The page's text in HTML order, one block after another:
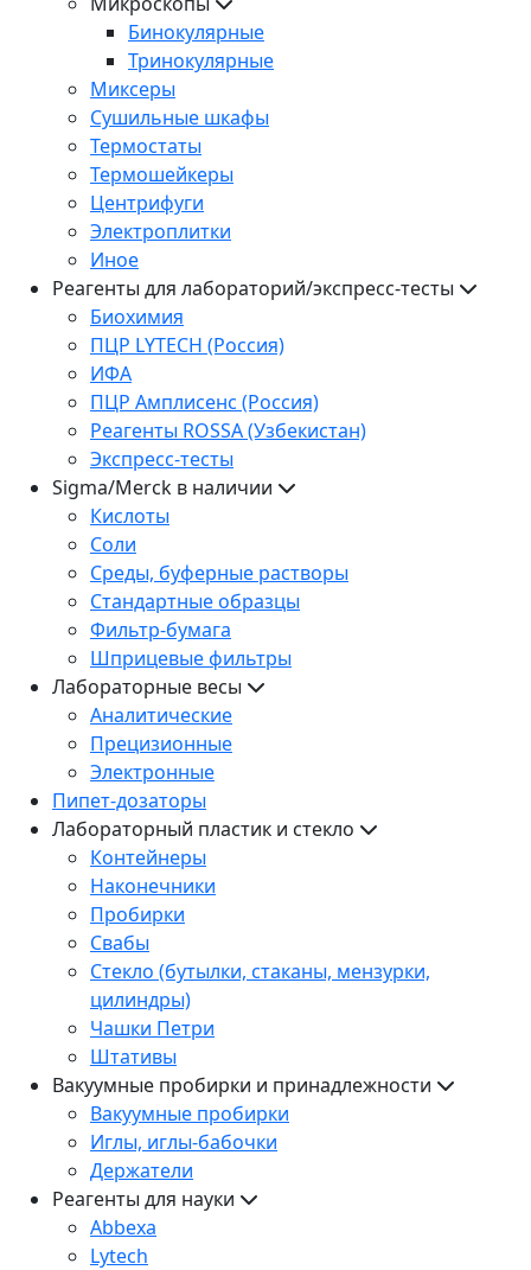
Бинокулярные
Тринокулярные
Миксеры
Сушильные шкафы
Термостаты
Термошейкеры
Центрифуги
Электроплитки
Иное
Реагенты для лабораторий/экспресс-тесты
Биохимия
ПЦР LYTECH (Россия)
ИФА
ПЦР Амплисенс (Россия)
Реагенты ROSSA (Узбекистан)
Экспресс-тесты
Sigma/Merck в наличии
Кислоты
Соли
Среды, буферные растворы
Стандартные образцы
Фильтр-бумага
Шприцевые фильтры
Лабораторные весы
Аналитические
Прецизионные
Электронные
Пипет-дозаторы
Лабораторный пластик и стекло
Контейнеры
Наконечники
Пробирки
Свабы
Стекло (бутылки, стаканы, мензурки,
цилиндры)
Чашки Петри
Штативы
Вакуумные пробирки и принадлежности
Вакуумные пробирки
Иглы, иглы-бабочки
Держатели
Реагенты для науки
Abbexa
Lytech